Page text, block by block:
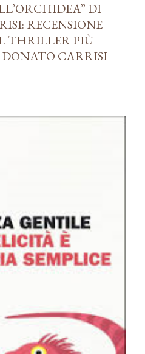
DI
RECENSIONE
THRILLER PIÙ
CARRISI